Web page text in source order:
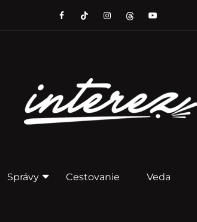
Správy Cestovanie Veda